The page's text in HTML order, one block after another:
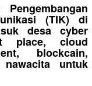
(TIK) di
desa cyber
place, cloud
blockcain,
untuk